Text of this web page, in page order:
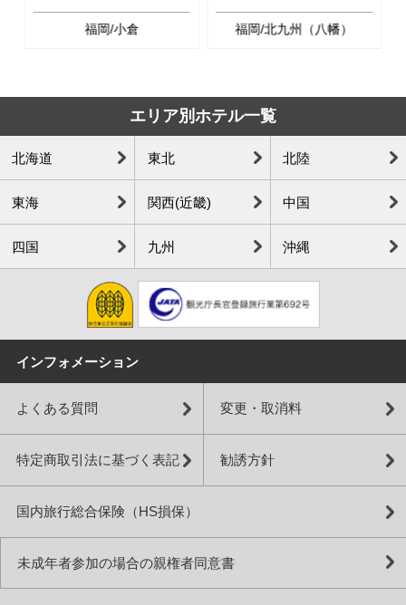
福岡/小倉 福岡/北九州（八幡）
エリア別ホテル一覧
北海道 東北 北陸
東海 関西(近畿) 中国
四国 九州 沖縄
インフォメーション
よくある質問 変更・取消料
特定商取引法に基づく表記 勧誘方針
国内旅行総合保険（HS損保）
未成年者参加の場合の親権者同意書